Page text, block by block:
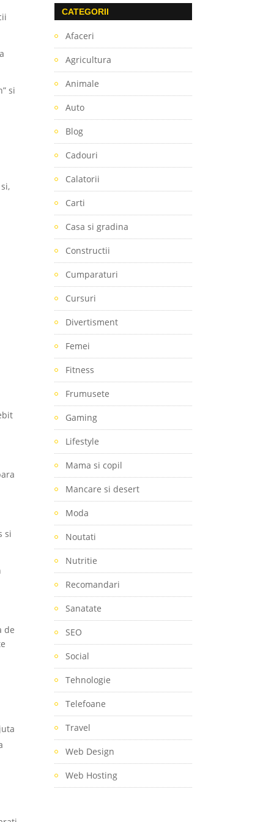
si
si
de
CATEGORII
Afaceri
Agricultura
Animale
Auto
Blog
Cadouri
Calatorii
Carti
Casa si gradina
Constructii
Cumparaturi
Cursuri
Divertisment
Femei
Fitness
Frumusete
Gaming
Lifestyle
Mama si copil
Mancare si desert
Moda
Noutati
Nutritie
Recomandari
Sanatate
SEO
Social
Tehnologie
Telefoane
Travel
Web Design
Web Hosting